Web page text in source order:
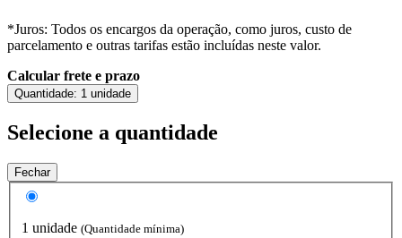
*Juros: Todos os encargos da operação, como juros, custo de
parcelamento e outras tarifas estão incluídas neste valor.
Calcular frete e prazo
Quantidade: 1 unidade
Selecione a quantidade
Fechar
1 unidade (Quantidade mínima)